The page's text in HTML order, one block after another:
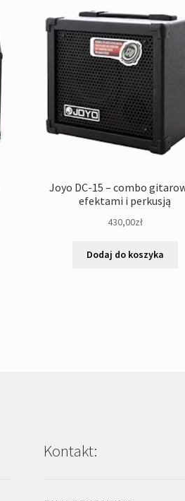
Joyo DC-15 – combo
efektami i perkusją
430,00zł
Dodaj do koszyka
Kontakt: